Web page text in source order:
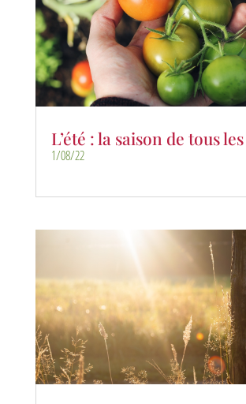
L’été : la saison de tous
1/08/22